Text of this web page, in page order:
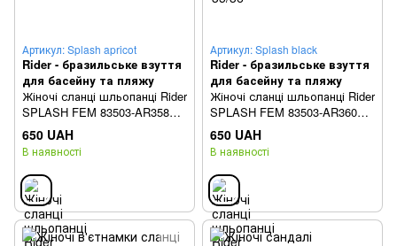
Артикул: Splash apricot
Rider - бразильське взуття
для басейну та пляжу
Жіночі сланці шльопанці Rider
SPLASH FEM 83503-AR358
apricot 41/42
650 UAH
В наявності
Артикул: Splash black
Rider - бразильське взуття
для басейну та пляжу
Жіночі сланці шльопанці Rider
SPLASH FEM 83503-AR360
чорні 41/42
650 UAH
В наявності